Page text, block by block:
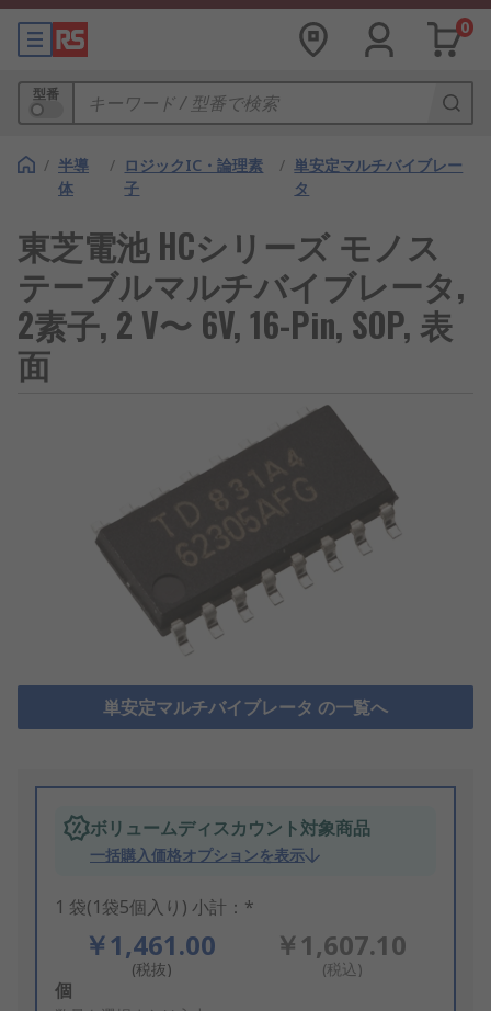
0
型番
/ 半導
体
/ ロジックIC・論理素
子
/ 単安定マルチバイブレー
タ
東芝電池 HCシリーズ モノス
テーブルマルチバイブレータ,
2素子, 2 V〜 6V, 16-Pin, SOP, 表
面
単安定マルチバイブレータ の一覧へ
ボリュームディスカウント対象商品
一括購入価格オプションを表示
1 袋(1袋5個入り) 小計：*
￥1,461.00
(税抜)
￥1,607.10
(税込)
Add
個